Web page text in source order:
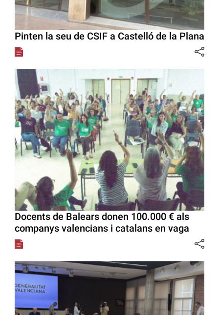
Pinten la seu de CSIF a Castelló de la Plana
Docents de Balears donen 100.000 € als
companys valencians i catalans en vaga